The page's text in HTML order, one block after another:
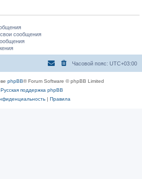
сообщения
Часовой пояс: UTC+03:00
phpBB® Forum Software © phpBB Limited
Русская поддержка phpBB
| Правила